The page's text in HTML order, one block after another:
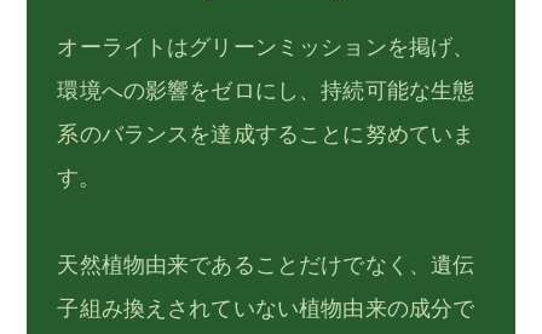
オーライトはグリーンミッションを掲げ、
環境への影響をゼロにし、持続可能な生態
系のバランスを達成することに努めていま
す。
天然植物由来であることだけでなく、遺伝
子組み換えされていない植物由来の成分で